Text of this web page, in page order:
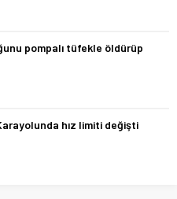
pompalı tüfekle öldürüp
hız limiti değişti